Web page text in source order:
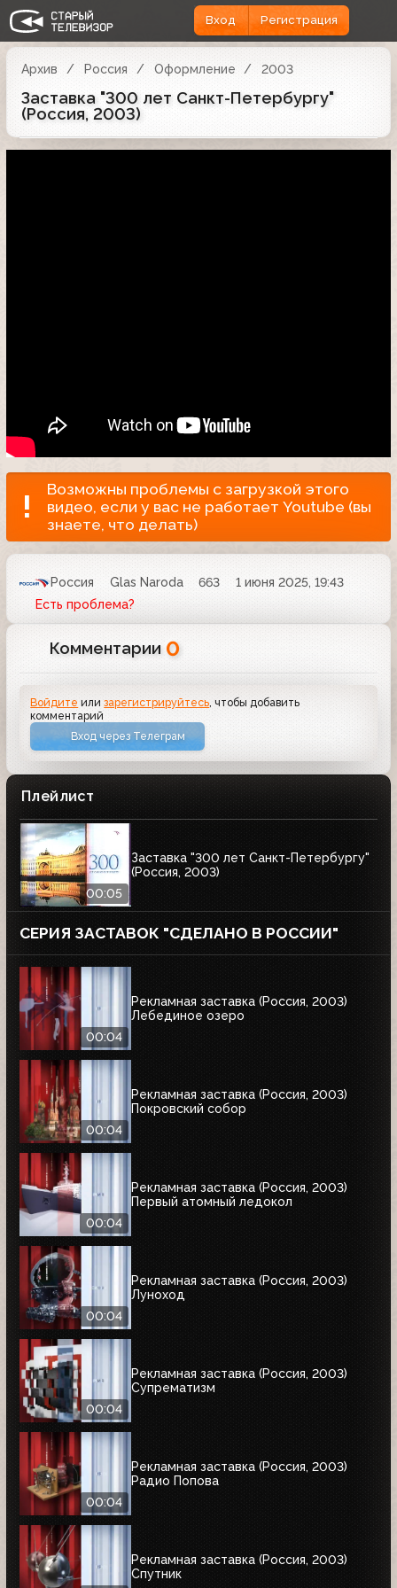
Вход Регистрация
Архив Россия Оформление 2003
Заставка "300 лет Санкт-Петербургу"
(Россия, 2003)
Возможны проблемы с загрузкой этого
видео, если у вас не работает Youtube (вы
знаете, что делать)
Россия Glas Naroda 663
1 июня 2025, 19:43
Есть проблема?
Комментарии 0
Войдите илизарегистрируйтесь , чтобы добавить
комментарий
Вход через Телеграм
Плейлист
00:05
Заставка "300 лет Санкт-Петербургу"
(Россия, 2003)
СЕРИЯ ЗАСТАВОК "СДЕЛАНО В РОССИИ"
00:04
Рекламная заставка (Россия, 2003)
Лебединое озеро
00:04
Рекламная заставка (Россия, 2003)
Покровский собор
00:04
Рекламная заставка (Россия, 2003)
Первый атомный ледокол
00:04
Рекламная заставка (Россия, 2003)
Луноход
00:04
Рекламная заставка (Россия, 2003)
Супрематизм
00:04
Рекламная заставка (Россия, 2003)
Радио Попова
Рекламная заставка (Россия, 2003)
Спутник